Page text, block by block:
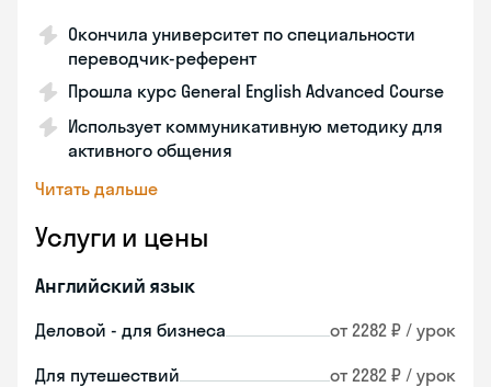
Окончила университет по специальности
переводчик-референт
Прошла курс General English Advanced Course
Использует коммуникативную методику для
активного общения
Читать дальше
Услуги и цены
Английский язык
Деловой - для бизнеса от 2282 ₽ / урок
Для путешествий от 2282 ₽ / урок